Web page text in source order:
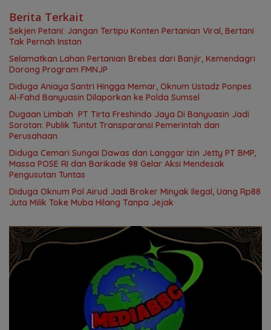
Berita Terkait
Sekjen Petani: Jangan Tertipu Konten Pertanian Viral, Bertani
Tak Pernah Instan
Selamatkan Lahan Pertanian Brebes dari Banjir, Kemendagri
Dorong Program FMNJP
Diduga Aniaya Santri Hingga Memar, Oknum Ustadz Ponpes
Al-Fahd Banyuasin Dilaporkan ke Polda Sumsel
Dugaan Limbah PT Tirta Freshindo Jaya Di Banyuasin Jadi
Sorotan: Publik Tuntut Transparansi Pemerintah dan
Perusahaan
Diduga Cemari Sungai Dawas dan Langgar Izin Jetty PT BMP,
Massa POSE RI dan Barikade 98 Gelar Aksi Mendesak
Pengusutan Tuntas
Diduga Oknum Pol Airud Jadi Broker Minyak Ilegal, Uang Rp88
Juta Milik Toke Muba Hilang Tanpa Jejak